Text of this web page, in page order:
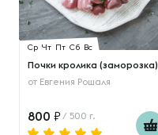
Ср Чт Пт Сб Вс
Почки кролика (заморозка)
от Евгения Рошаля
800 / 500 г.